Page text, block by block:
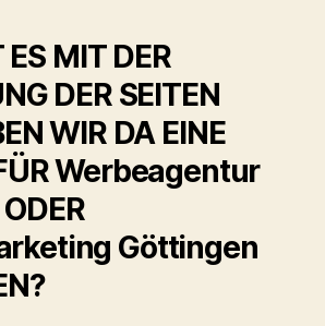
MIT DER
DER SEITEN
WIR DA EINE
Werbeagentur
Göttingen